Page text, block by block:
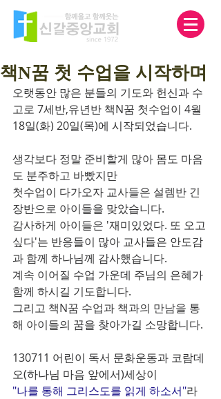
책N꿈 첫 수업을 시작하며
오랫동안 많은 분들의 기도와 헌신과 수
고로 7세반,유년반 책N꿈 첫수업이 4월
18일(화) 20일(목)에 시작되었습니다.
생각보다 정말 준비할게 많아 몸도 마음
도 분주하고 바빴지만
첫수업이 다가오자 교사들은 설렘반 긴
장반으로 아이들을 맞았습니다.
감사하게 아이들은 '재미있었다. 또 오고
싶다'는 반응들이 많아 교사들은 안도감
과 함께 하나님께 감사했습니다.
계속 이어질 수업 가운데 주님의 은혜가
함께 하시길 기도합니다.
그리고 책N꿈 수업과 책과의 만남을 통
해 아이들의 꿈을 찾아가길 소망합니다.
130711 어린이 독서 문화운동과 코람데
오(하나님 마음 앞에서)세상이
"나를 통해 그리스도를 읽게 하소서"라